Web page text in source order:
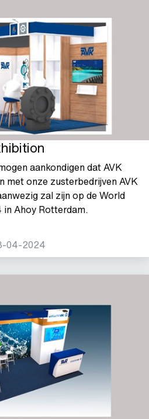
aankondigen dat AVK
met onze zusterbedrijven AVK
zal zijn op de World
Ahoy Rotterdam.
04-2024